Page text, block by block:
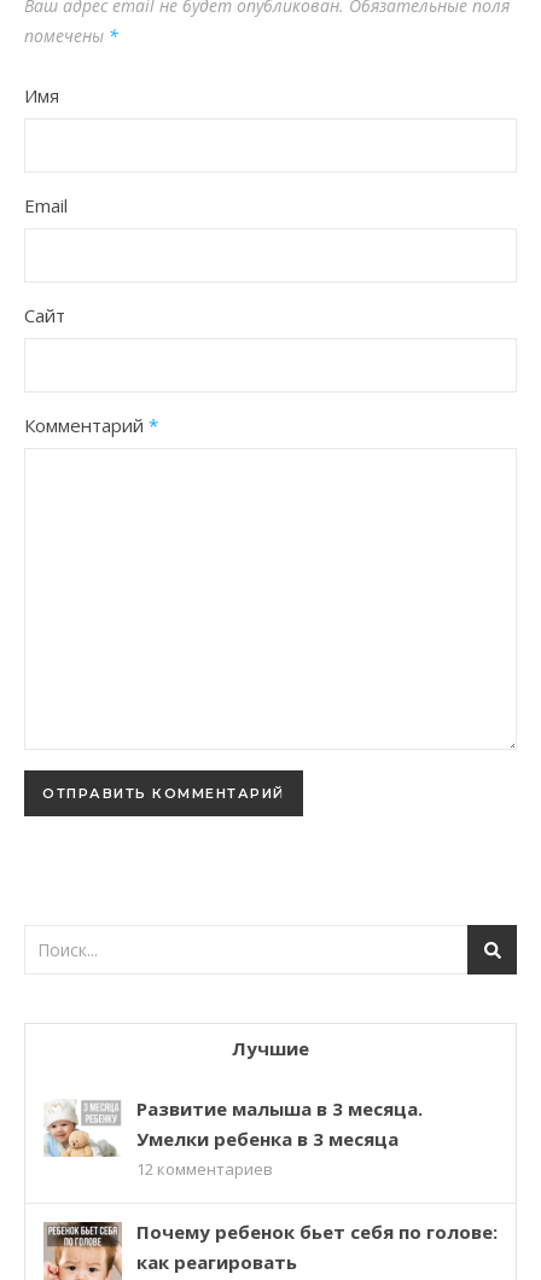
Ваш адрес email не будет опубликован. Обязательные поля
помечены *
Имя
Email
Сайт
Комментарий *
Лучшие
Развитие малыша в 3 месяца.
Умелки ребенка в 3 месяца
12 комментариев
Почему ребенок бьет себя по голове:
как реагировать